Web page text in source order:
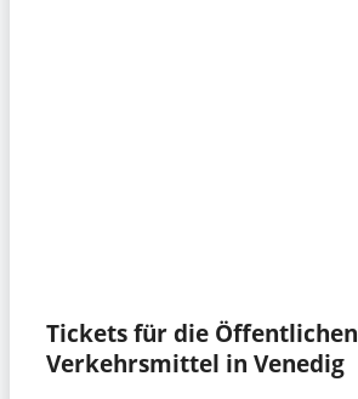
Tickets für die Öffentlichen
Verkehrsmittel in Venedig